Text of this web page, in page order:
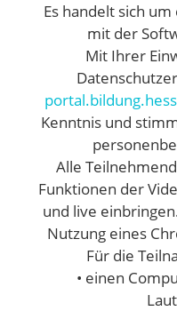
Es handelt sich
mit der
Mit Ihrer
Kenntnis und
Alle
Funktionen der
und live
Nutzung eines
Für die
• einen